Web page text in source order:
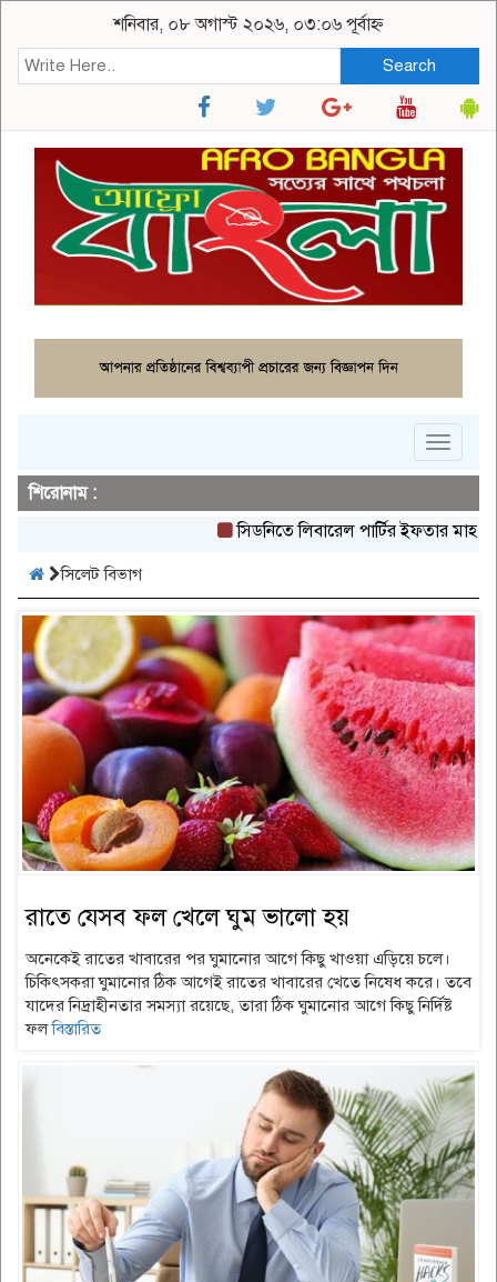
শনিবার, ০৮ অগাস্ট ২০২৬, ০৩:০৬ পূর্বাহ্ন
Search
Toggle
শিরোনাম :
সিডনিতে লিবারেল পার্টির ইফতার মাহফিল
সিলেট বিভাগ
রাতে যেসব ফল খেলে ঘুম ভালো হয়
অনেকেই রাতের খাবারের পর ঘুমানোর আগে কিছু খাওয়া এড়িয়ে চলে।
চিকিৎসকরা ঘুমানোর ঠিক আগেই রাতের খাবারের খেতে নিষেধ করে। তবে
যাদের নিদ্রাহীনতার সমস্যা রয়েছে, তারা ঠিক ঘুমানোর আগে কিছু নির্দিষ্ট
ফলবিস্তারিত